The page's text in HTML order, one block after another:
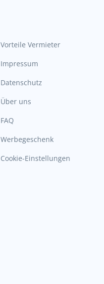
Vorteile Vermieter
Impressum
Datenschutz
Über uns
FAQ
Werbegeschenk
Cookie-Einstellungen